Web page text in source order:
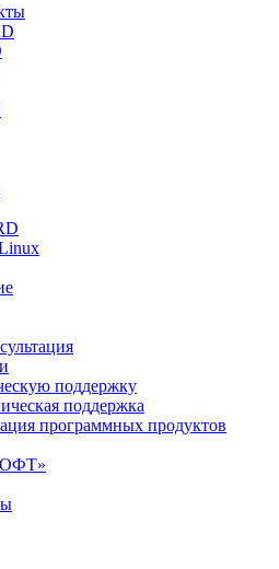
поддержку
поддержка
программных продуктов